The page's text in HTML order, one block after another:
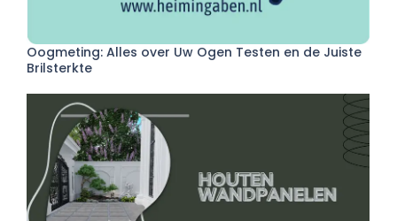
Oogmeting: Alles over Uw Ogen Testen en de Juiste
Brilsterkte